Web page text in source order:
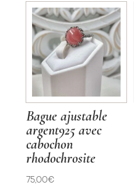
Bague ajustable
argent925 avec
cabochon
rhodochrosite
75,00€